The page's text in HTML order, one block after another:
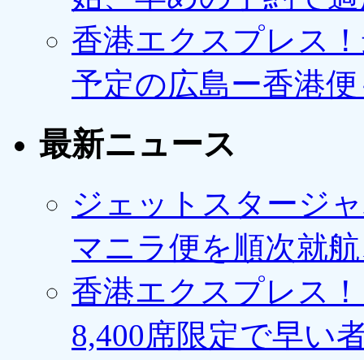
香港エクスプレス
予定の広島ー香港
最新ニュース
ジェットスタージ
マニラ便を順次就
香港エクスプレス
8,400席限定で早い